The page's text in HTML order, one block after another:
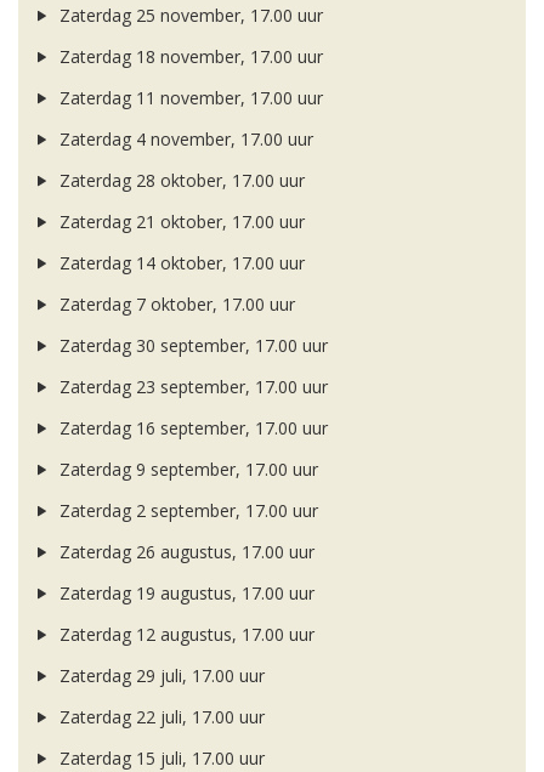
Zaterdag 25 november, 17.00 uur
Zaterdag 18 november, 17.00 uur
Zaterdag 11 november, 17.00 uur
Zaterdag 4 november, 17.00 uur
Zaterdag 28 oktober, 17.00 uur
Zaterdag 21 oktober, 17.00 uur
Zaterdag 14 oktober, 17.00 uur
Zaterdag 7 oktober, 17.00 uur
Zaterdag 30 september, 17.00 uur
Zaterdag 23 september, 17.00 uur
Zaterdag 16 september, 17.00 uur
Zaterdag 9 september, 17.00 uur
Zaterdag 2 september, 17.00 uur
Zaterdag 26 augustus, 17.00 uur
Zaterdag 19 augustus, 17.00 uur
Zaterdag 12 augustus, 17.00 uur
Zaterdag 29 juli, 17.00 uur
Zaterdag 22 juli, 17.00 uur
Zaterdag 15 juli, 17.00 uur